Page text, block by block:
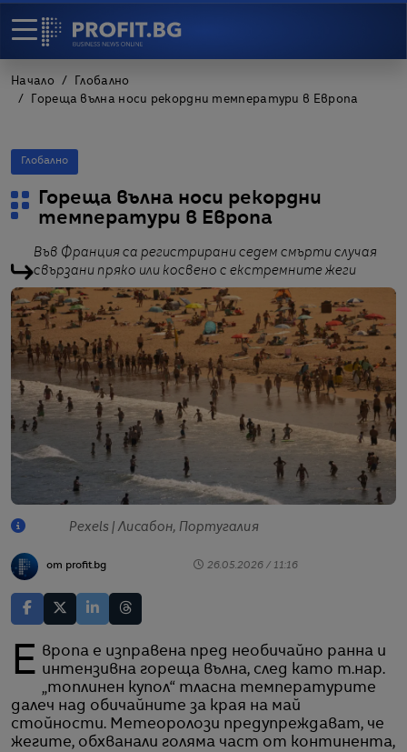
Начало
Глобално
Гореща вълна носи рекордни температури в Европа
Глобално
Гореща вълна носи рекордни
температури в Европа
Във Франция са регистрирани седем смърти случая
свързани пряко или косвено с екстремните жеги
Pexels | Лисабон, Португалия
от profit.bg 26.05.2026 / 11:16
Европа е изправена пред необичайно ранна и интензивна гореща вълна, след като т.нар.
„топлинен купол“ тласна температурите
далеч над обичайните за края на май
стойности. Метеоролози предупреждават, че
жегите, обхванали голяма част от континента,